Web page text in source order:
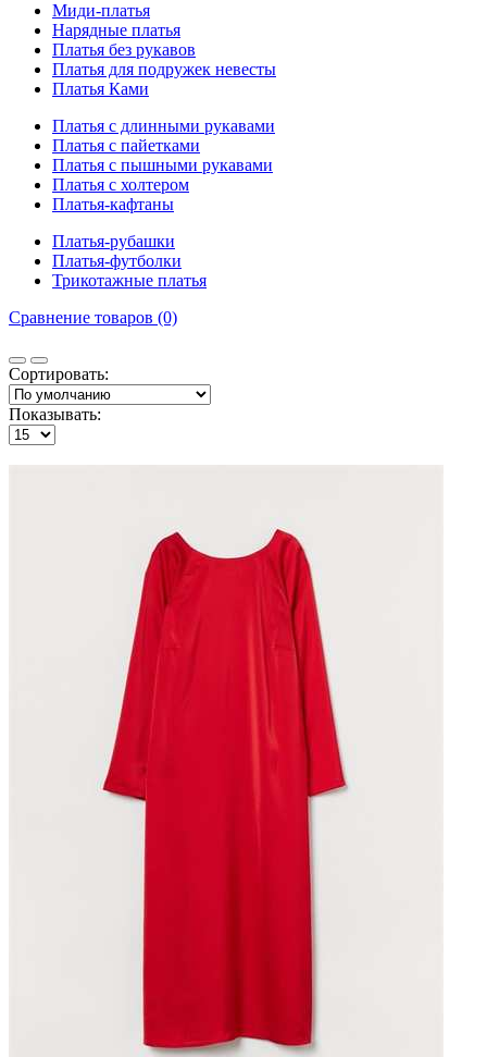
Миди-платья
Нарядные платья
Платья без рукавов
Платья для подружек невесты
Платья Ками
Платья с длинными рукавами
Платья с пайетками
Платья с пышными рукавами
Платья с холтером
Платья-кафтаны
Платья-рубашки
Платья-футболки
Трикотажные платья
Сравнение товаров (0)
Сортировать:
Показывать: